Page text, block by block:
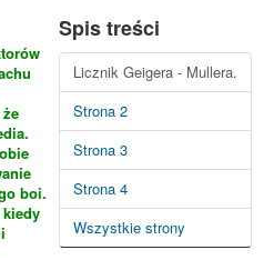
Spis treści
Licznik Geigera - Mullera.
Strona 2
Strona 3
Strona 4
Wszystkie strony
boi.
kiedy